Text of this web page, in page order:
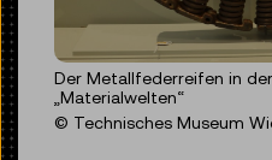
Der Metallfederreifen in
„Materialwelten“
© Technisches Museum